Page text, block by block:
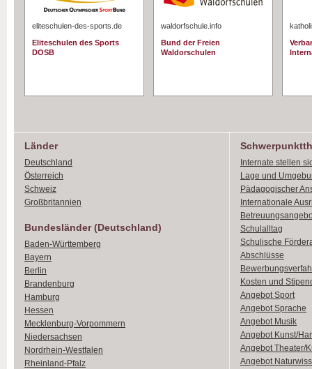
eliteschulen-des-sports.de
Eliteschulen des Sports
DOSB
waldorfschule.info
Bund der Freien
Waldorschulen
Länder
Deutschland
Österreich
Schweiz
Großbritannien
Bundesländer (Deutschland)
Baden-Württemberg
Bayern
Berlin
Brandenburg
Hamburg
Hessen
Mecklenburg-Vorpommern
Niedersachsen
Nordrhein-Westfalen
Rheinland-Pfalz
Internate stellen
Lage und
Pädagogischer
Internationale
Schulalltag
Schulische
Abschlüsse
Kosten und
Angebot Sport
Angebot Sprache
Angebot Musik
Angebot Kunst/
Angebot Theater/
Angebot